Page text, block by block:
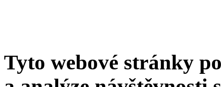
Tyto webové stránky